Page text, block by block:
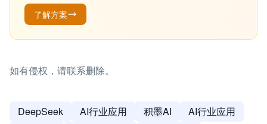
了解方案
如有侵权，请联系删除。
DeepSeek AI行业应用 积墨AI
AI行业应用